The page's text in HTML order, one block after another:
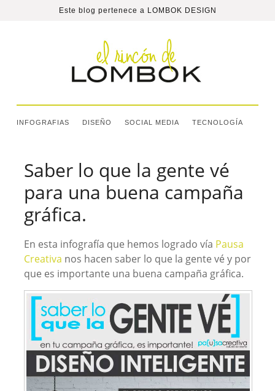
Este blog pertenece a LOMBOK DESIGN
INFOGRAFIAS DISEÑO SOCIAL MEDIA TECNOLOGÍA
Saber lo que la gente vé
para una buena campaña
gráfica.
En esta infografía que hemos logrado vía Pausa
Creativa nos hacen saber lo que la gente vé y por
que es importante una buena campaña gráfica.